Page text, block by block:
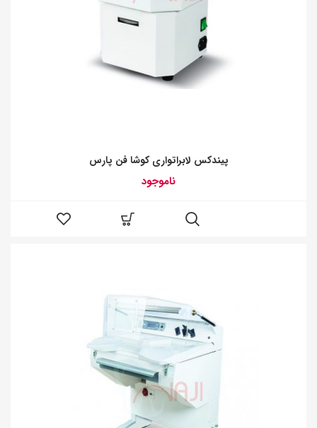
پیندکس لابراتواری کوشا فن پارس
ناموجود